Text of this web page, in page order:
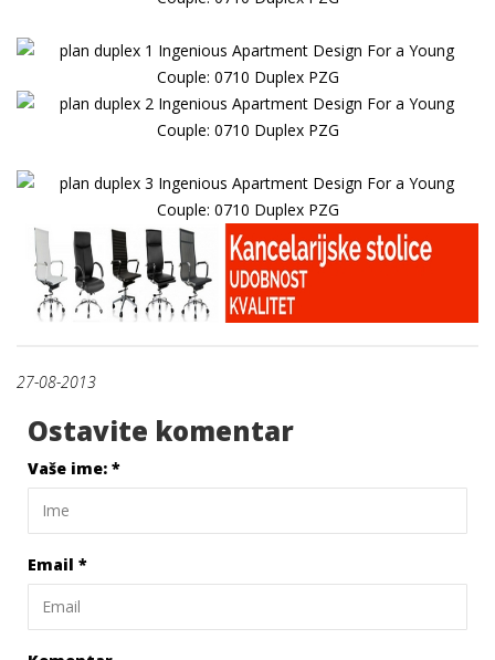
27-08-2013
Ostavite komentar
Vaše ime: *
Email *